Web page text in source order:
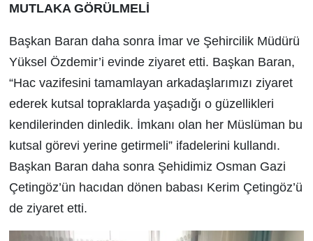
MUTLAKA GÖRÜLMELİ
Başkan Baran daha sonra İmar ve Şehircilik Müdürü
Yüksel Özdemir’i evinde ziyaret etti. Başkan Baran,
“Hac vazifesini tamamlayan arkadaşlarımızı ziyaret
ederek kutsal topraklarda yaşadığı o güzellikleri
kendilerinden dinledik. İmkanı olan her Müslüman bu
kutsal görevi yerine getirmeli” ifadelerini kullandı.
Başkan Baran daha sonra Şehidimiz Osman Gazi
Çetingöz’ün hacıdan dönen babası Kerim Çetingöz’ü
de ziyaret etti.